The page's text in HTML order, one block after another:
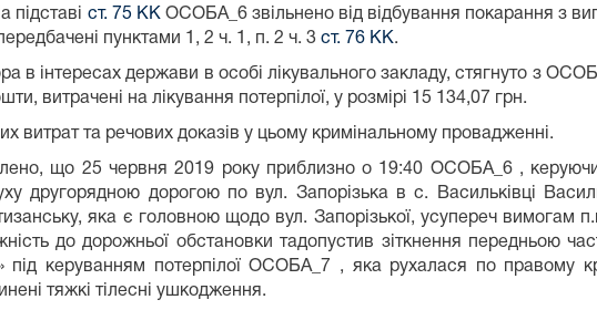
підставі ст. 75 КК ОСОБА_6 звільнено від відбування покарання з
пунктами 1, 2 ч. 1, п. 2 ч. 3 ст. 76 КК.
в інтересах держави в особі лікувального закладу, стягнуто з
витрачені на лікування потерпілої, у розмірі 15 134,07 грн.
витрат та речових доказів у цьому кримінальному провадженні.
що 25 червня 2019 року приблизно о 19:40 ОСОБА_6 ,
другорядною дорогою по вул. Запорізька в с. Васильківці
яка є головною щодо вул. Запорізької, усупереч вимогам
до дорожньої обстановки тадопустив зіткнення передньою
під керуванням потерпілої ОСОБА_7 , яка рухалася по правому
тяжкі тілесні ушкодження.